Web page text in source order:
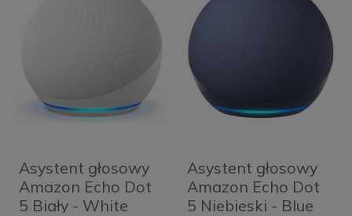
Asystent głosowy
Amazon Echo Dot
5 Biały - White
Asystent głosowy
Amazon Echo Dot
5 Niebieski - Blue